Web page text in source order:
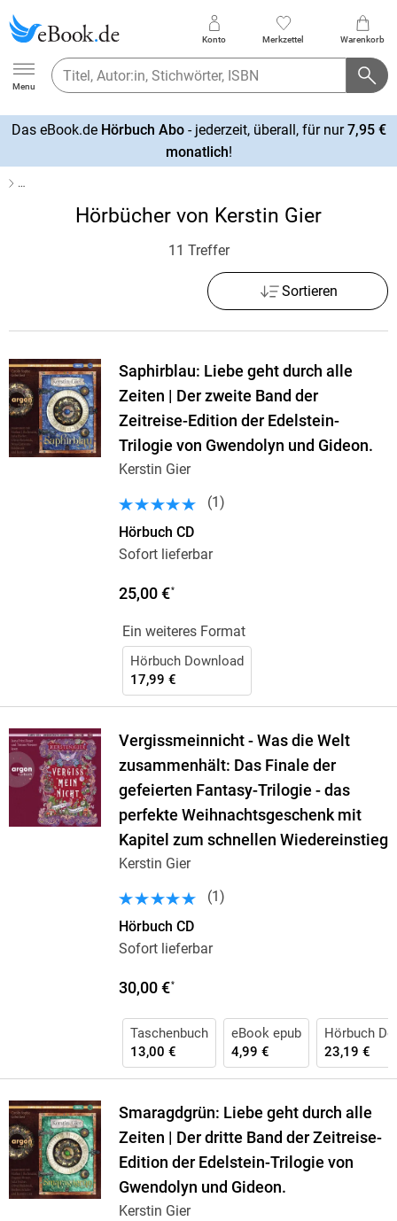
Ebook.de
Menu
Konto Merkzettel Warenkorb
Das eBook.de Hörbuch Abo- jederzeit, überall, für nur7,95 €
monatlich!
…
Hörbücher von Kerstin Gier
11 Treffer
Sortieren
Saphirblau: Liebe geht durch alle
Zeiten | Der zweite Band der
Zeitreise-Edition der Edelstein-
Trilogie von Gwendolyn und Gideon.
Kerstin Gier
(1 )
Hörbuch CD
Sofort lieferbar
25,00 €*
Ein weiteres Format
Hörbuch Download
17,99 €
Vergissmeinnicht - Was die Welt
zusammenhält: Das Finale der
gefeierten Fantasy-Trilogie - das
perfekte Weihnachtsgeschenk mit
Kapitel zum schnellen Wiedereinstieg
Kerstin Gier
(1 )
Hörbuch CD
Sofort lieferbar
30,00 €*
Taschenbuch
13,00 €
eBook epub
4,99 €
Hörbuch
23,19 €
Smaragdgrün: Liebe geht durch alle
Zeiten | Der dritte Band der Zeitreise-
Edition der Edelstein-Trilogie von
Gwendolyn und Gideon.
Kerstin Gier